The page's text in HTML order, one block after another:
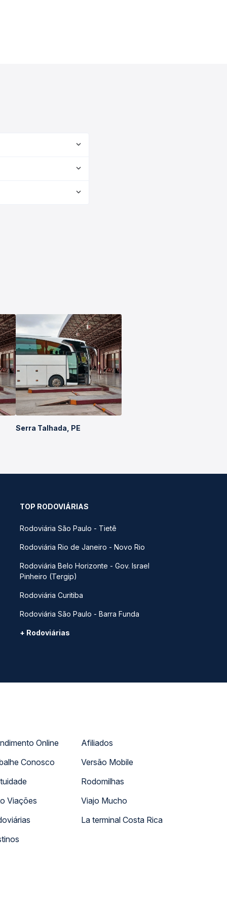
Serra Talhada, PE
TOP RODOVIÁRIAS
Rodoviária São Paulo - Tietê
Rodoviária Rio de Janeiro - Novo Rio
Rodoviária Belo Horizonte - Gov. Israel
Pinheiro (Tergip)
Rodoviária Curitiba
Rodoviária São Paulo - Barra Funda
+ Rodoviárias
Online
Conosco
Viações
Afiliados
Versão Mobile
Rodomilhas
Viajo Mucho
La terminal Costa Rica